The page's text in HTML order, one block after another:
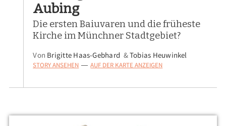
Aubing
Die ersten Baiuvaren und die früheste
Kirche im Münchner Stadtgebiet?
Von Brigitte Haas-Gebhard &Tobias Heuwinkel
STORY ANSEHEN — AUF DER KARTE ANZEIGEN